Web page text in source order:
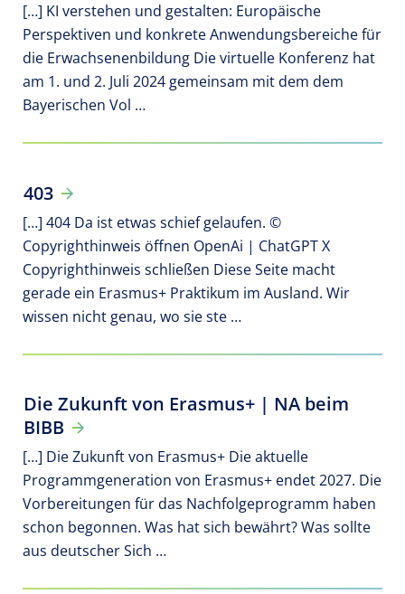
[…] KI verstehen und gestalten: Europäische
Perspektiven und konkrete Anwendungsbereiche für
die Erwachsenenbildung Die virtuelle Konferenz hat
am 1. und 2. Juli 2024 gemeinsam mit dem dem
Bayerischen Vol …
403
[…] 404 Da ist etwas schief gelaufen. ©
Copyrighthinweis öffnen OpenAi | ChatGPT X
Copyrighthinweis schließen Diese Seite macht
gerade ein Erasmus+ Praktikum im Ausland. Wir
wissen nicht genau, wo sie ste …
Die Zukunft von Erasmus+ | NA beim
BIBB
[…] Die Zukunft von Erasmus+ Die aktuelle
Programmgeneration von Erasmus+ endet 2027. Die
Vorbereitungen für das Nachfolgeprogramm haben
schon begonnen. Was hat sich bewährt? Was sollte
aus deutscher Sich …